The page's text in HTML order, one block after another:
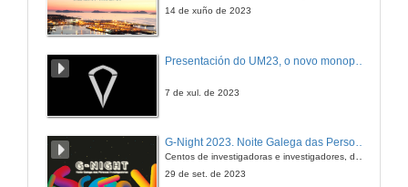
14 de xuño de 2023
7 de xul. de 2023
G-Night 2023. Noite Galega das Persoas Investigadoras. Conciencias creativas
29 de set. de 2023